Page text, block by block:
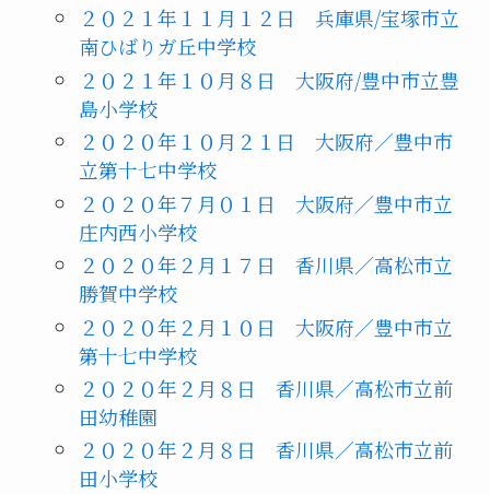
２０２１年１１月１２日 兵庫県/宝塚市立
南ひばりガ丘中学校
２０２１年１０月８日 大阪府/豊中市立豊
島小学校
２０２０年１０月２１日 大阪府／豊中市
立第十七中学校
２０２０年７月０１日 大阪府／豊中市立
庄内西小学校
２０２０年２月１７日 香川県／高松市立
勝賀中学校
２０２０年２月１０日 大阪府／豊中市立
第十七中学校
２０２０年２月８日 香川県／高松市立前
田幼稚園
２０２０年２月８日 香川県／高松市立前
田小学校